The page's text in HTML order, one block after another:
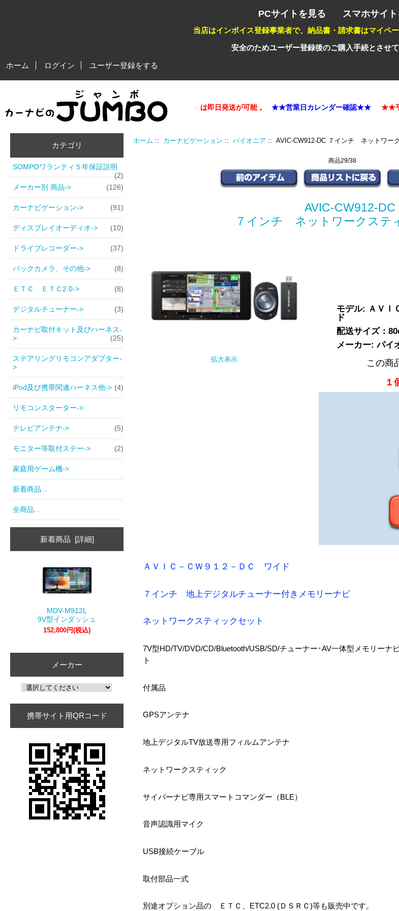
PCサイトを見る スマホサイ
当店はインボイス登録事業者で、納品書・請求書はマイペ
安全のためユーザー登録後のご購入手続とさせて
ホーム ログイン ユーザー登録をする
★★平日営業日、午後５時迄のご注文分（在庫商品）は即日発送が可能 。 ★★営業日カレンダー確認★★ ★★平日
カテゴリ
SOMPOワランティ５年保証説明
(2)
メーカー別 商品->
(126)
カーナビゲーション-> (91)
ディスプレイオーディオ-> (10)
ドライブレコーダー-> (37)
バックカメラ、その他-> (8)
ＥＴＣ ＥＴＣ2.0-> (8)
デジタルチューナー-> (3)
カーナビ取付キット及びハーネス-
>
(25)
ステアリングリモコンアダプター-
>
iPod及び携帯関連ハーネス他-> (4)
リモコンスターター->
テレビアンテナ-> (5)
モニター等取付ステー-> (2)
家庭用ゲーム機->
新着商品...
全商品...
新着商品 [詳細]
MDV-M912L
9V型インダッシュ
152,800円(税込)
メーカー
携帯サイト用QRコード
ホーム :: カーナビゲーション ::パイオニア :: AVIC-CW912-DC ７インチ ネットワー
商品29/38
AVIC-CW912-DC
７インチ ネットワークステ
拡大表示
モデル: ＡＶＩ
ド
配送サイズ：
メーカー: パイ
この商
１
ＡＶＩＣ－ＣＷ９１２－ＤＣ ワイド
７インチ 地上デジタルチューナー付きメモリーナビ
ネットワークスティックセット
7V型HD/TV/DVD/CD/Bluetooth/USB/SD/チューナー･AV一体型メモリーナ
ト
付属品
GPSアンテナ
地上デジタルTV放送専用フィルムアンテナ
ネットワークスティック
サイバーナビ専用スマートコマンダー（BLE）
音声認識用マイク
USB接続ケーブル
取付部品一式
別途オプション品の ＥＴＣ、ETC2.0 (ＤＳＲＣ)等も販売中です。